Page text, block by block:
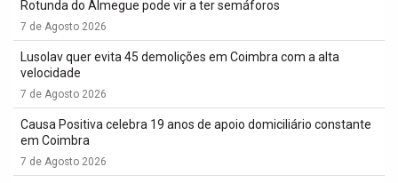
Rotunda do Almegue pode vir a ter semáforos
7 de Agosto 2026
Lusolav quer evita 45 demolições em Coimbra com a alta
velocidade
7 de Agosto 2026
Causa Positiva celebra 19 anos de apoio domiciliário constante
em Coimbra
7 de Agosto 2026